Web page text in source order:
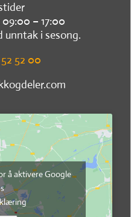
– 17:00
unntak i sesong.
52 00
å aktivere Google